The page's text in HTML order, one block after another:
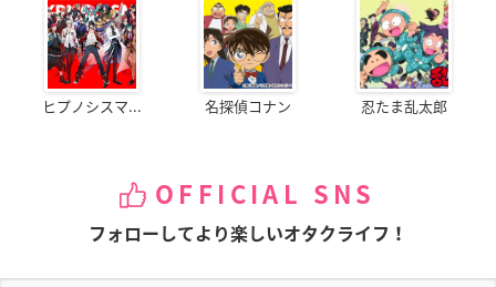
ヒプノシスマ... 名探偵コナン 忍たま乱太郎
OFFICIAL SNS
フォローしてより楽しいオタクライフ！